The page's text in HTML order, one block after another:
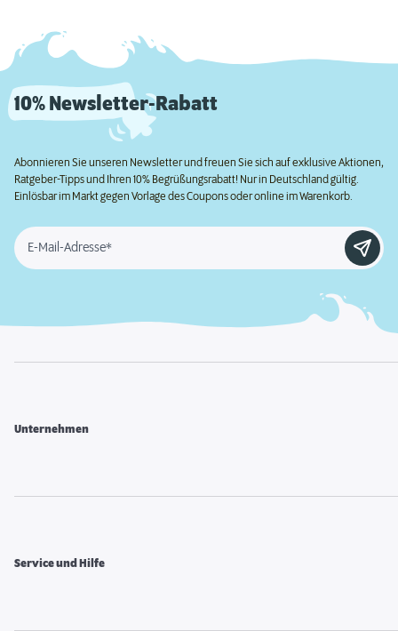
10% Newsletter-Rabatt
Abonnieren Sie unseren Newsletter und freuen Sie sich auf exklusive Aktionen,
Ratgeber-Tipps und Ihren 10% Begrüßungsrabatt! Nur in Deutschland gültig.
Einlösbar im Markt gegen Vorlage des Coupons oder online im Warenkorb.
E-Mail-Adresse*
Unternehmen
Service und Hilfe